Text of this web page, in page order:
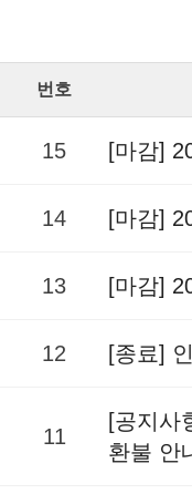
번호
15 [마감]
14 [마감]
13 [마감]
12 [종료]
11
[공지사
환불 안